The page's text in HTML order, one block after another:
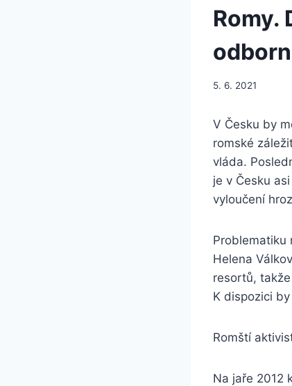
Romy.
5. 6. 2021
V Česku by
romské
vláda.
je v Česku
vyloučení
Problematiku
Helena
resortů,
K dispozici
Romští
Na jaře 2012